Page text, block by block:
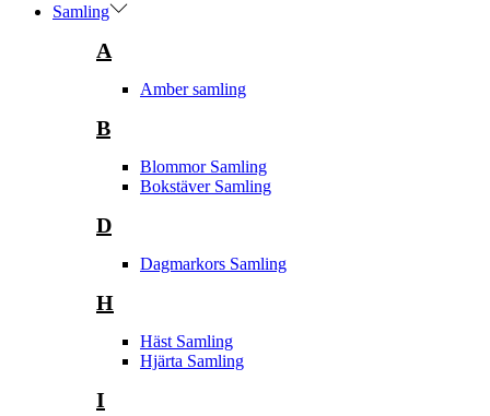
Samling
A
Amber samling
B
Blommor Samling
Bokstäver Samling
D
Dagmarkors Samling
H
Häst Samling
Hjärta Samling
I